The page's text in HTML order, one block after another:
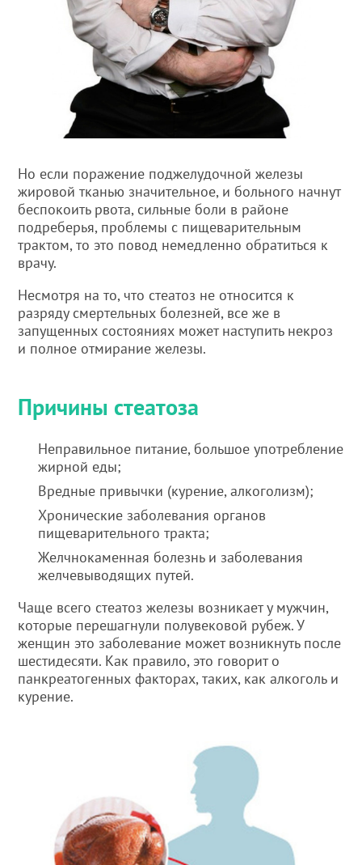
Но если поражение поджелудочной железы
жировой тканью значительное, и больного начнут
беспокоить рвота, сильные боли в районе
подреберья, проблемы с пищеварительным
трактом, то это повод немедленно обратиться к
врачу.
Несмотря на то, что стеатоз не относится к
разряду смертельных болезней, все же в
запущенных состояниях может наступить некроз
и полное отмирание железы.
Причины стеатоза
Неправильное питание, большое употребление
жирной еды;
Вредные привычки (курение, алкоголизм);
Хронические заболевания органов
пищеварительного тракта;
Желчнокаменная болезнь и заболевания
желчевыводящих путей.
Чаще всего стеатоз железы возникает у мужчин,
которые перешагнули полувековой рубеж. У
женщин это заболевание может возникнуть после
шестидесяти. Как правило, это говорит о
панкреатогенных факторах, таких, как алкоголь и
курение.